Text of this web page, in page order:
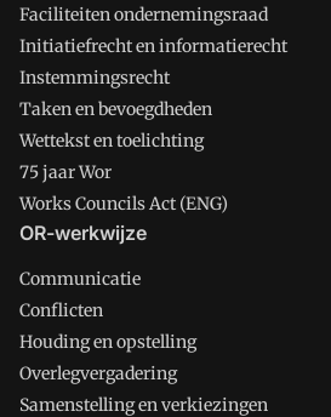
Faciliteiten ondernemingsraad
Initiatiefrecht en informatierecht
Instemmingsrecht
Taken en bevoegdheden
Wettekst en toelichting
75 jaar Wor
Works Councils Act (ENG)
OR-werkwijze
Communicatie
Conflicten
Houding en opstelling
Overlegvergadering
Samenstelling en verkiezingen